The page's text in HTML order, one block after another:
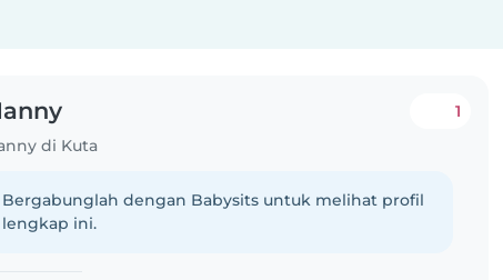
di Kuta
1
Bergabunglah dengan Babysits untuk melihat profil
lengkap ini.